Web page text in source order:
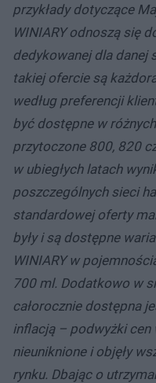
przykłady dotyczące
WINIARY odnoszą się
dedykowanej dla danej
takiej ofercie są
według preferencji
być dostępne w
przytoczone 800, 820
w ubiegłych latach
poszczególnych sieci
standardowej oferty
były i są dostępne
WINIARY w
700 ml. Dodatkowo w
całorocznie dostępna
inflacją – podwyżki cen
nieuniknione i objęły
rynku. Dbając o